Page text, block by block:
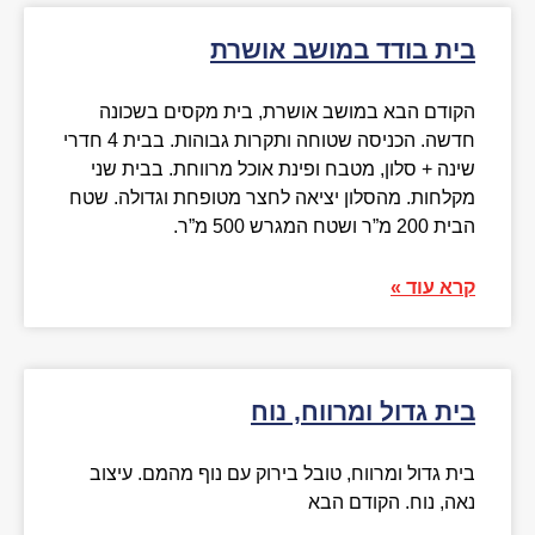
בית בודד במושב אושרת
הקודם הבא במושב אושרת, בית מקסים בשכונה
חדשה. הכניסה שטוחה ותקרות גבוהות. בבית 4 חדרי
שינה + סלון, מטבח ופינת אוכל מרווחת. בבית שני
מקלחות. מהסלון יציאה לחצר מטופחת וגדולה. שטח
הבית 200 מ”ר ושטח המגרש 500 מ”ר.
קרא עוד »
בית גדול ומרווח, נוח
בית גדול ומרווח, טובל בירוק עם נוף מהמם. עיצוב
נאה, נוח. הקודם הבא